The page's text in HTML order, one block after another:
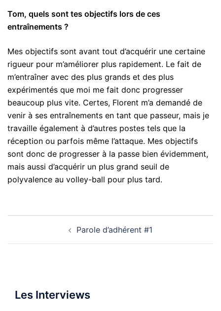
Tom, quels sont tes objectifs lors de ces
entraînements ?
Mes objectifs sont avant tout d’acquérir une certaine
rigueur pour m’améliorer plus rapidement. Le fait de
m’entraîner avec des plus grands et des plus
expérimentés que moi me fait donc progresser
beaucoup plus vite. Certes, Florent m’a demandé de
venir à ses entraînements en tant que passeur, mais je
travaille également à d’autres postes tels que la
réception ou parfois même l’attaque. Mes objectifs
sont donc de progresser à la passe bien évidemment,
mais aussi d’acquérir un plus grand seuil de
polyvalence au volley-ball pour plus tard.
Parole d’adhérent #1
Les Interviews